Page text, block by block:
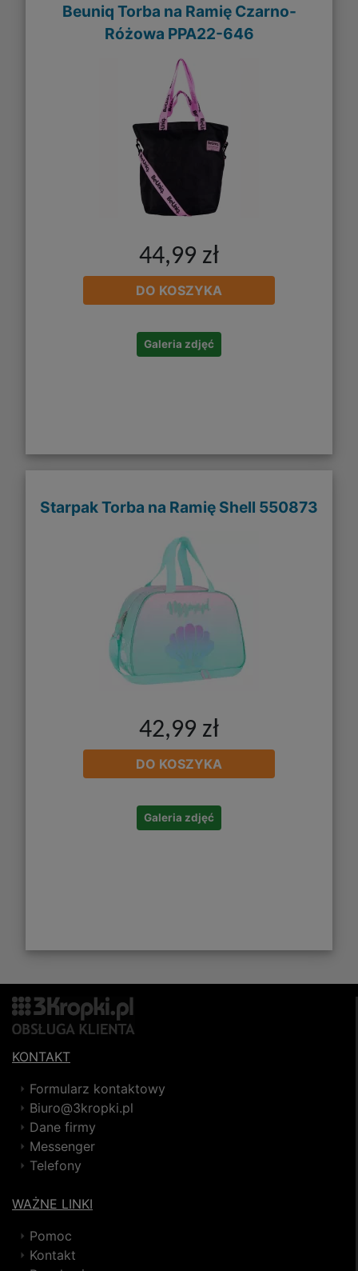
Beuniq Torba na Ramię Czarno-
Różowa PPA22-646
44,99 zł
DO KOSZYKA
Galeria zdjęć
Starpak Torba na Ramię Shell 550873
42,99 zł
DO KOSZYKA
Galeria zdjęć
KONTAKT
Formularz kontaktowy
Biuro@3kropki.pl
Dane firmy
Messenger
Telefony
WAŻNE LINKI
Pomoc
Kontakt